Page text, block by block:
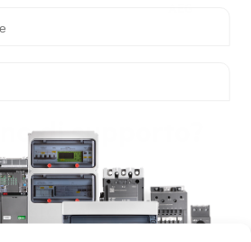
di supporto?
Customer